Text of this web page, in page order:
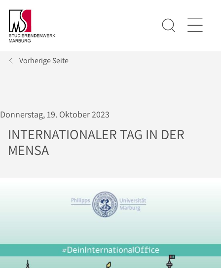
Vorherige Seite
Donnerstag, 19. Oktober 2023
INTERNATIONALER TAG IN DER
MENSA